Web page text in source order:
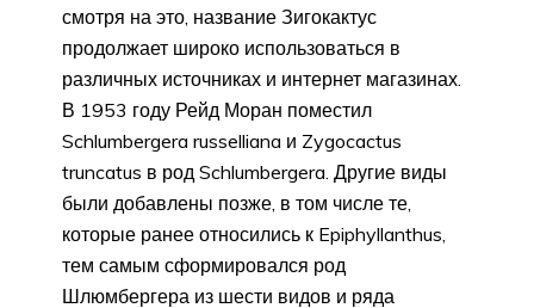
смотря на это, название Зигокактус
продолжает широко использоваться в
различных источниках и интернет магазинах.
В 1953 году Рейд Моран поместил
Schlumbergera russelliana и Zygocactus
truncatus в род Schlumbergera. Другие виды
были добавлены позже, в том числе те,
которые ранее относились к Epiphyllanthus,
тем самым сформировался род
Шлюмбергера из шести видов и ряда